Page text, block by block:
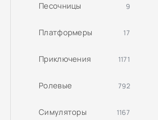
Песочницы 9
Платформеры 17
Приключения 1171
Ролевые 792
Симуляторы 1167